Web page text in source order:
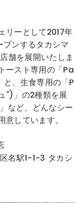
リーとして2017年
ンするタカシマ
舗を展開いたしま
ースト専用の「Pa
、生食専用の「P
」の2種類を展
など、どんなシー
しています。​
名駅1-1-3 タカシ